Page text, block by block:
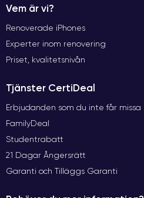
Vem är vi?
Renoverade iPhones
Experter inom renovering
Priset, kvalitetsnivån
Tjänster CertiDeal
Erbjudanden som du inte får missa
FamilyDeal
Studentrabatt
21 Dagar Ångersrätt
Garanti och Tilläggs Garanti